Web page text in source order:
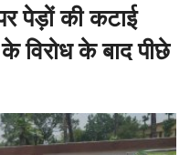
पेड़ों की कटाई
विरोध के बाद पीछे